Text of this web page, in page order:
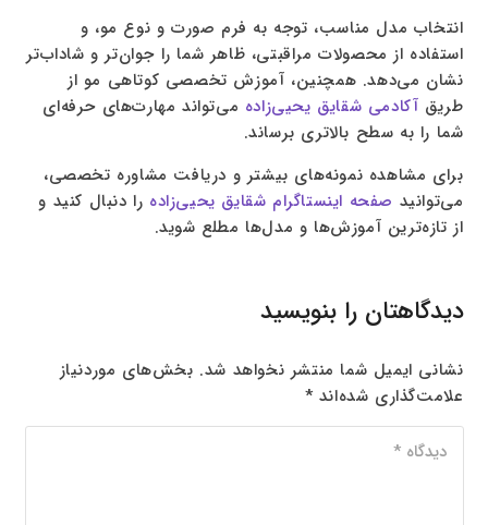
انتخاب مدل مناسب، توجه به فرم صورت و نوع مو، و
استفاده از محصولات مراقبتی، ظاهر شما را جوان‌تر و شاداب‌تر
نشان می‌دهد. همچنین، آموزش تخصصی کوتاهی مو از
طریق آکادمی شقایق یحیی‌زاده می‌تواند مهارت‌های حرفه‌ای
شما را به سطح بالاتری برساند.
برای مشاهده نمونه‌های بیشتر و دریافت مشاوره تخصصی،
می‌توانید صفحه اینستاگرام شقایق یحیی‌زاده را دنبال کنید و
از تازه‌ترین آموزش‌ها و مدل‌ها مطلع شوید.
دیدگاهتان را بنویسید
نشانی ایمیل شما منتشر نخواهد شد. بخش‌های موردنیاز
علامت‌گذاری شده‌اند *